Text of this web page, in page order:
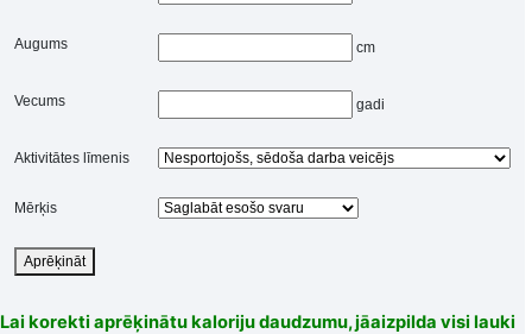
Augums cm
Vecums gadi
Aktivitātes līmenis
Mērķis
Aprēķināt
Lai korekti aprēķinātu kaloriju daudzumu, jāaizpilda visi lauki